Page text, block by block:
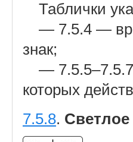
Таблички
— 7.5.4 —
знак;
—
которых
7.5.8. Светлое